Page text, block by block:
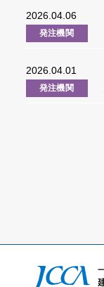
2026.04.06
発注機関
2026.04.01
発注機関